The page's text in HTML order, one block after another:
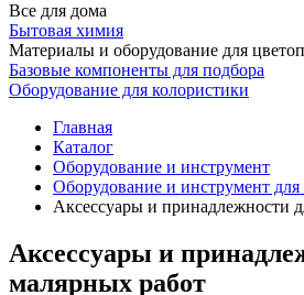
Все для дома
Бытовая химия
Материалы и оборудование для
Базовые компоненты для подбора
Оборудование для колористики
Главная
Каталог
Оборудование и инструмент
Оборудование и инструмент для
Аксессуары и принадлежности
Аксессуары и
малярных работ